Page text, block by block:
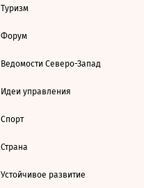
Туризм
Форум
Ведомости Северо-Запад
Идеи управления
Спорт
Страна
Устойчивое развитие